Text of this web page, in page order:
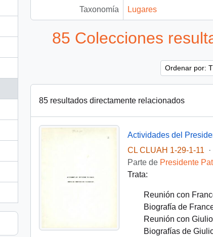
Taxonomía Lugares
85 Colecciones
Ordenar por:
85 resultados directamente relacionados
CL CLUAH 1-29-1-11
·
Parte de Presidente
Trata:
Reunión con
Biografía de
Reunión con
Biografías de